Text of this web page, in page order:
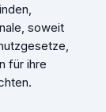
soweit
für ihre